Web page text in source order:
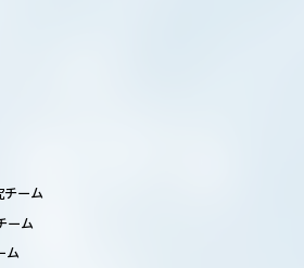
ーム
ーム
ム